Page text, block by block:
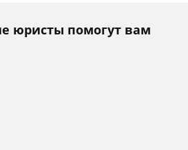
юристы помогут вам